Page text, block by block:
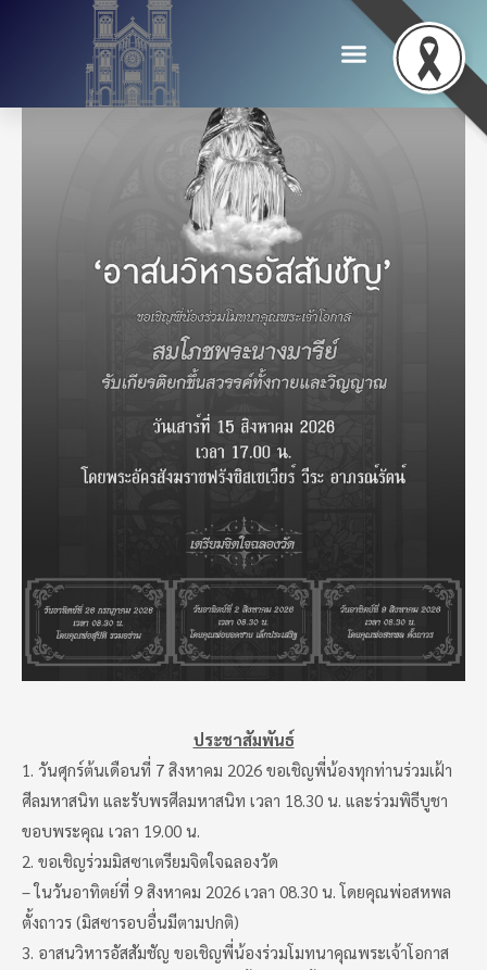
ประชาสัมพันธ์
1. วันศุกร์ต้นเดือนที่ 7 สิงหาคม 2026 ขอเชิญพี่น้องทุกท่านร่วมเฝ้า
ศีลมหาสนิท และรับพรศีลมหาสนิท เวลา 18.30 น. และร่วมพิธีบูชา
ขอบพระคุณ เวลา 19.00 น.
2. ขอเชิญร่วมมิสซาเตรียมจิตใจฉลองวัด
– ในวันอาทิตย์ที่ 9 สิงหาคม 2026 เวลา 08.30 น. โดยคุณพ่อสหพล
ตั้งถาวร (มิสซารอบอื่นมีตามปกติ)
3. อาสนวิหารอัสสัมชัญ ขอเชิญพี่น้องร่วมโมทนาคุณพระเจ้าโอกาส